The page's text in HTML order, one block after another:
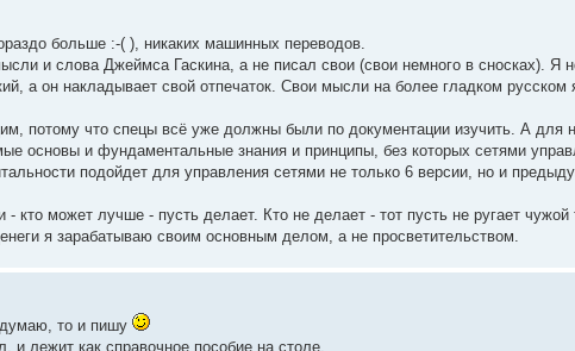
больше :-( ), никаких машинных переводов.
и слова Джеймса Гаскина, а не писал свои (свои немного в сносках). Я
а он накладывает свой отпечаток. Свои мысли на более гладком русском
потому что спецы всё уже должны были по документации изучить. А для
основы и фундаментальные знания и принципы, без которых сетями
подойдет для управления сетями не только 6 версии, но и
- кто может лучше - пусть делает. Кто не делает - тот пусть не ругает
я зарабатываю своим основным делом, а не просветительством.
то и пишу
и лежит как справочное пособие на столе.